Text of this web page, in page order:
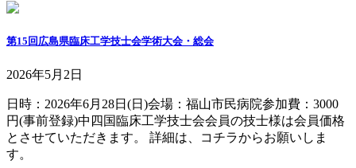
第15回広島県臨床工学技士会学術大会・総会
2026年5月2日
日時：2026年6月28日(日)会場：福山市民病院参加費：3000
円(事前登録)中四国臨床工学技士会会員の技士様は会員価格
とさせていただきます。 詳細は、コチラからお願いしま
す。